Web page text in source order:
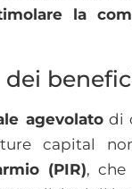
la
agevolatodi
capital
(PIR), che